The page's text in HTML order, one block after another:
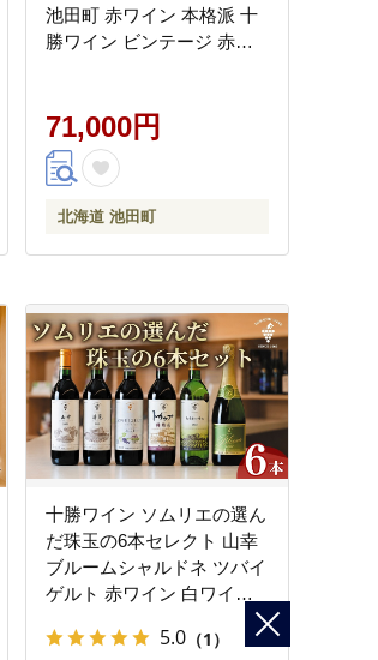
池田町 赤ワイン 本格派 十
勝ワイン ビンテージ 赤ワ
71,000円
北海道 池田町
十勝ワイン ソムリエの選ん
だ珠玉の6本セレクト 山幸
ブルームシャルドネ ツバイ
ゲルト 赤ワイン 白ワイン
スパークリング 北海道池田
町 ビンテージ 厳選 セレク
5.0 （1）